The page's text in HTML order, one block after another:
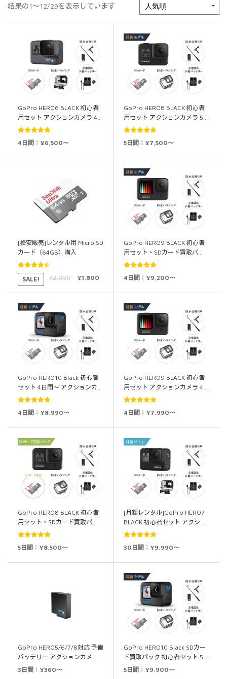
結果の1～12/29を表示しています
GoPro HERO6 BLACK 初心者
用セット アクションカメラ 4…
5段階中
4日間：¥6,500～
GoPro HERO8 BLACK 初心者
用セット アクションカメラ 5…
5段階中
5日間：¥7,500～
[格安販売]レンタル用 Micro SD
カード（64GB）購入
5段階中
4.50
の評価
SALE! ¥2,000 ¥1,800
GoPro HERO9 BLACK 初心者
用セット・SDカード買取パ…
5段階中
4日間：¥9,200～
GoPro HERO10 Black 初心者
セット 4日間～ アクションカ…
5段階中
4日間：¥8,990～
GoPro HERO9 BLACK 初心者
用セット アクションカメラ 4…
5段階中
4日間：¥7,990～
GoPro HERO8 BLACK 初心者
用セット・SDカード買取パ…
5段階中
5日間：¥8,500～
[月額レンタル]GoPro HERO7
BLACK 初心者セット アクシ…
5段階中 5.00
30日間：¥9,990～
GoPro HERO5/6/7/8対応 予備
バッテリー アクションカメ…
3日間：¥360～
GoPro HERO10 Black SDカー
ド買取パック 初心者セット 5…
5日間：¥9,900～